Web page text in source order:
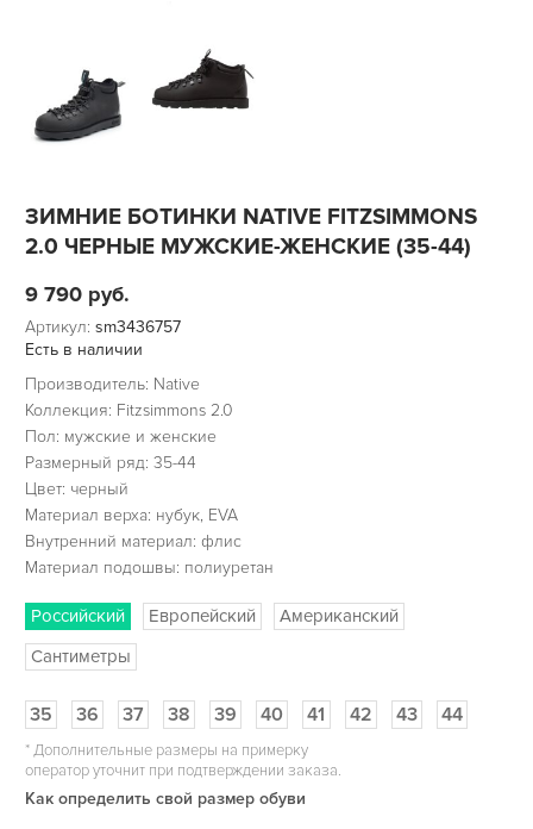
ЗИМНИЕ БОТИНКИ NATIVE FITZSIMMONS
2.0 ЧЕРНЫЕ МУЖСКИЕ-ЖЕНСКИЕ (35-44)
9 790 руб.
Артикул: sm3436757
Есть в наличии
Производитель: Native
Коллекция: Fitzsimmons 2.0
Пол: мужские и женские
Размерный ряд: 35-44
Цвет: черный
Материал верха: нубук, EVA
Внутренний материал: флис
Материал подошвы: полиуретан
Российский Европейский
Американский
Сантиметры
35 36 37 38 39 40 41 42 43 44
*Дополнительные размеры на примерку
оператор уточнит при подтверждении заказа.
Как определить свой размер обуви